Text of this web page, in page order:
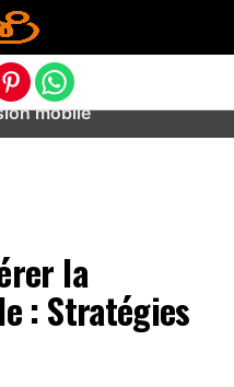
'/' in
includes/class-bots.php
la
: Stratégies
mobile